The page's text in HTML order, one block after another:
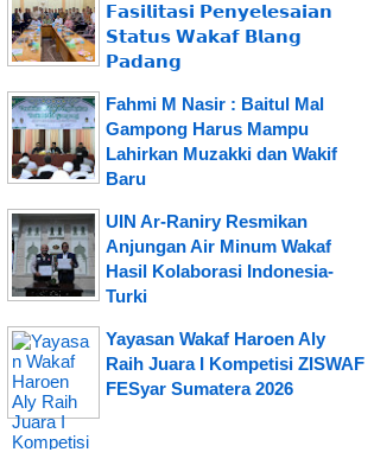
𝗙𝗮𝘀𝗶𝗹𝗶𝘁𝗮𝘀𝗶 𝗣𝗲𝗻𝘆𝗲𝗹𝗲𝘀𝗮𝗶𝗮𝗻
𝗦𝘁𝗮𝘁𝘂𝘀 𝗪𝗮𝗸𝗮𝗳 𝗕𝗹𝗮𝗻𝗴
𝗣𝗮𝗱𝗮𝗻𝗴
Fahmi M Nasir : Baitul Mal
Gampong Harus Mampu
Lahirkan Muzakki dan Wakif
Baru
UIN Ar-Raniry Resmikan
Anjungan Air Minum Wakaf
Hasil Kolaborasi Indonesia-
Turki
Yayasan Wakaf Haroen Aly
Raih Juara I Kompetisi ZISWAF
FESyar Sumatera 2026